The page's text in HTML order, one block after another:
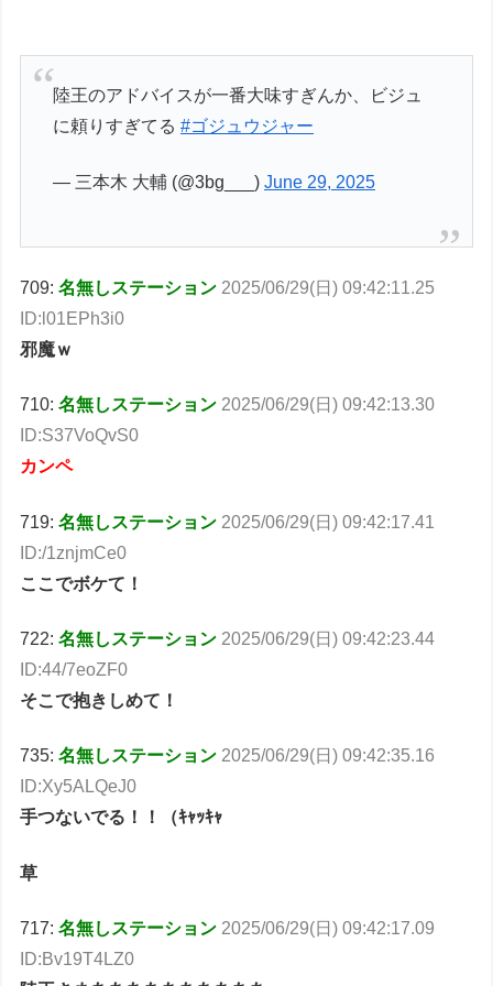
陸王のアドバイスが一番大味すぎんか、ビジュ
に頼りすぎてる#ゴジュウジャー
— 三本木 大輔 (@3bg___)June 29, 2025
709:名無しステーション 2025/06/29(日) 09:42:11.25
ID:l01EPh3i0
邪魔ｗ
710:名無しステーション 2025/06/29(日) 09:42:13.30
ID:S37VoQvS0
カンペ
719:名無しステーション 2025/06/29(日) 09:42:17.41
ID:/1znjmCe0
ここでボケて！
722:名無しステーション 2025/06/29(日) 09:42:23.44
ID:44/7eoZF0
そこで抱きしめて！
735:名無しステーション 2025/06/29(日) 09:42:35.16
ID:Xy5ALQeJ0
手つないでる！！（ｷｬｯｷｬ
草
717:名無しステーション 2025/06/29(日) 09:42:17.09
ID:Bv19T4LZ0